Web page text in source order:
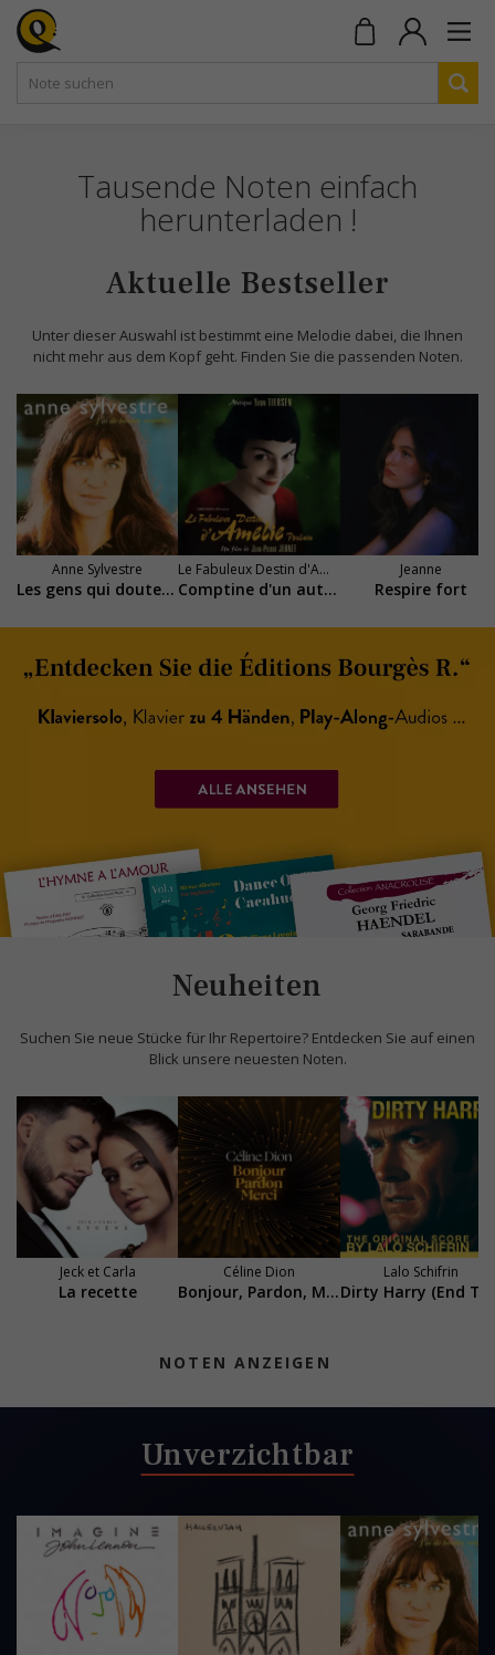
Tausende Noten einfach
herunterladen !
Aktuelle Bestseller
Unter dieser Auswahl ist bestimmt eine Melodie dabei, die Ihnen
nicht mehr aus dem Kopf geht. Finden Sie die passenden Noten.
Anne Sylvestre
Les gens qui doutent
Le Fabuleux Destin d'Amélie Poulain
Comptine d'un autre été : l'après-midi
Jeanne
Respire fort
Neuheiten
Suchen Sie neue Stücke für Ihr Repertoire? Entdecken Sie auf einen
Blick unsere neuesten Noten.
Jeck et Carla
La recette
Céline Dion
Bonjour, Pardon, Merci
Lalo Schifrin
NOTEN ANZEIGEN
Unverzichtbar